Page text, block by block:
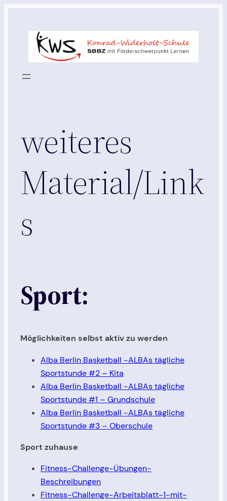
springen
weiteres
Material/Link
s
Sport:
Möglichkeiten selbst aktiv zu werden
Alba Berlin Basketball -ALBAs tägliche
Sportstunde #2 – Kita
Alba Berlin Basketball -ALBAs tägliche
Sportstunde #1 – Grundschule
Alba Berlin Basketball -ALBAs tägliche
Sportstunde #3 – Oberschule
Sport zuhause
Fitness-Challenge-Übungen-
Beschreibungen
Fitness-Challenge-Arbeitsblatt-1-mit-